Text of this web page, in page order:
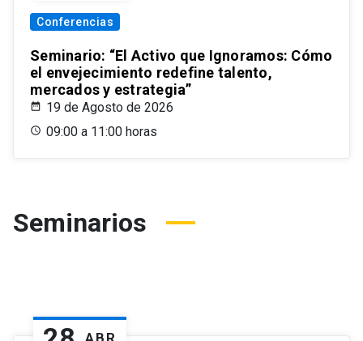
Conferencias
Seminario: “El Activo que Ignoramos: Cómo
el envejecimiento redefine talento,
mercados y estrategia”
19 de Agosto de 2026
09:00 a 11:00 horas
Seminarios